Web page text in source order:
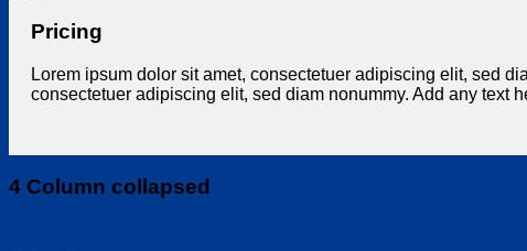
Pricing
Lorem ipsum dolor sit amet, consectetuer adipiscing elit, sed
consectetuer adipiscing elit, sed diam nonummy. Add any text
4 Column collapsed